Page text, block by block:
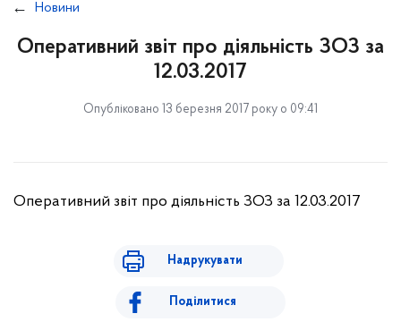
Новини
Оперативний звіт про діяльність ЗОЗ за
12.03.2017
Опубліковано 13 березня 2017 року о 09:41
Оперативний звіт про діяльність ЗОЗ за 12.03.2017
Надрукувати
Поділитися